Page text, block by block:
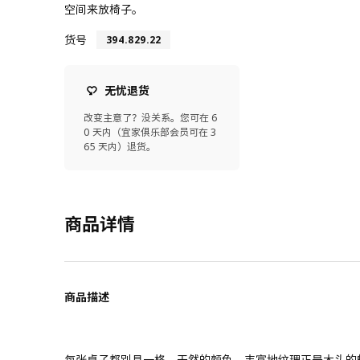
空间来放椅子。
货号
394.829.22
无忧退货
改变主意了？没关系。您可在 6
0 天内（宜家俱乐部会员可在 3
65 天内）退货。
商品详情
商品描述